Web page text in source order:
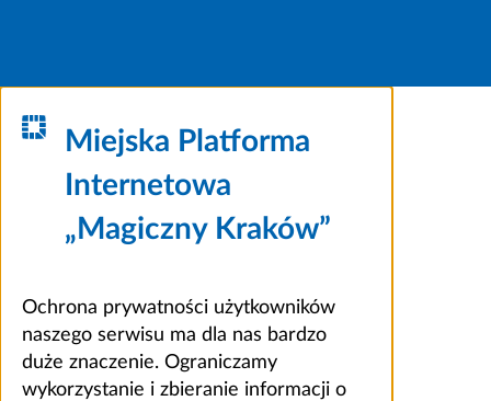
Miejska Platforma
Internetowa
„Magiczny Kraków”
Ochrona prywatności użytkowników
naszego serwisu ma dla nas bardzo
duże znaczenie. Ograniczamy
wykorzystanie i zbieranie informacji o